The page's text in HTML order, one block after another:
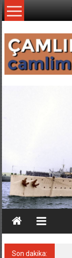
İçeriğe
geç
Son dakika: